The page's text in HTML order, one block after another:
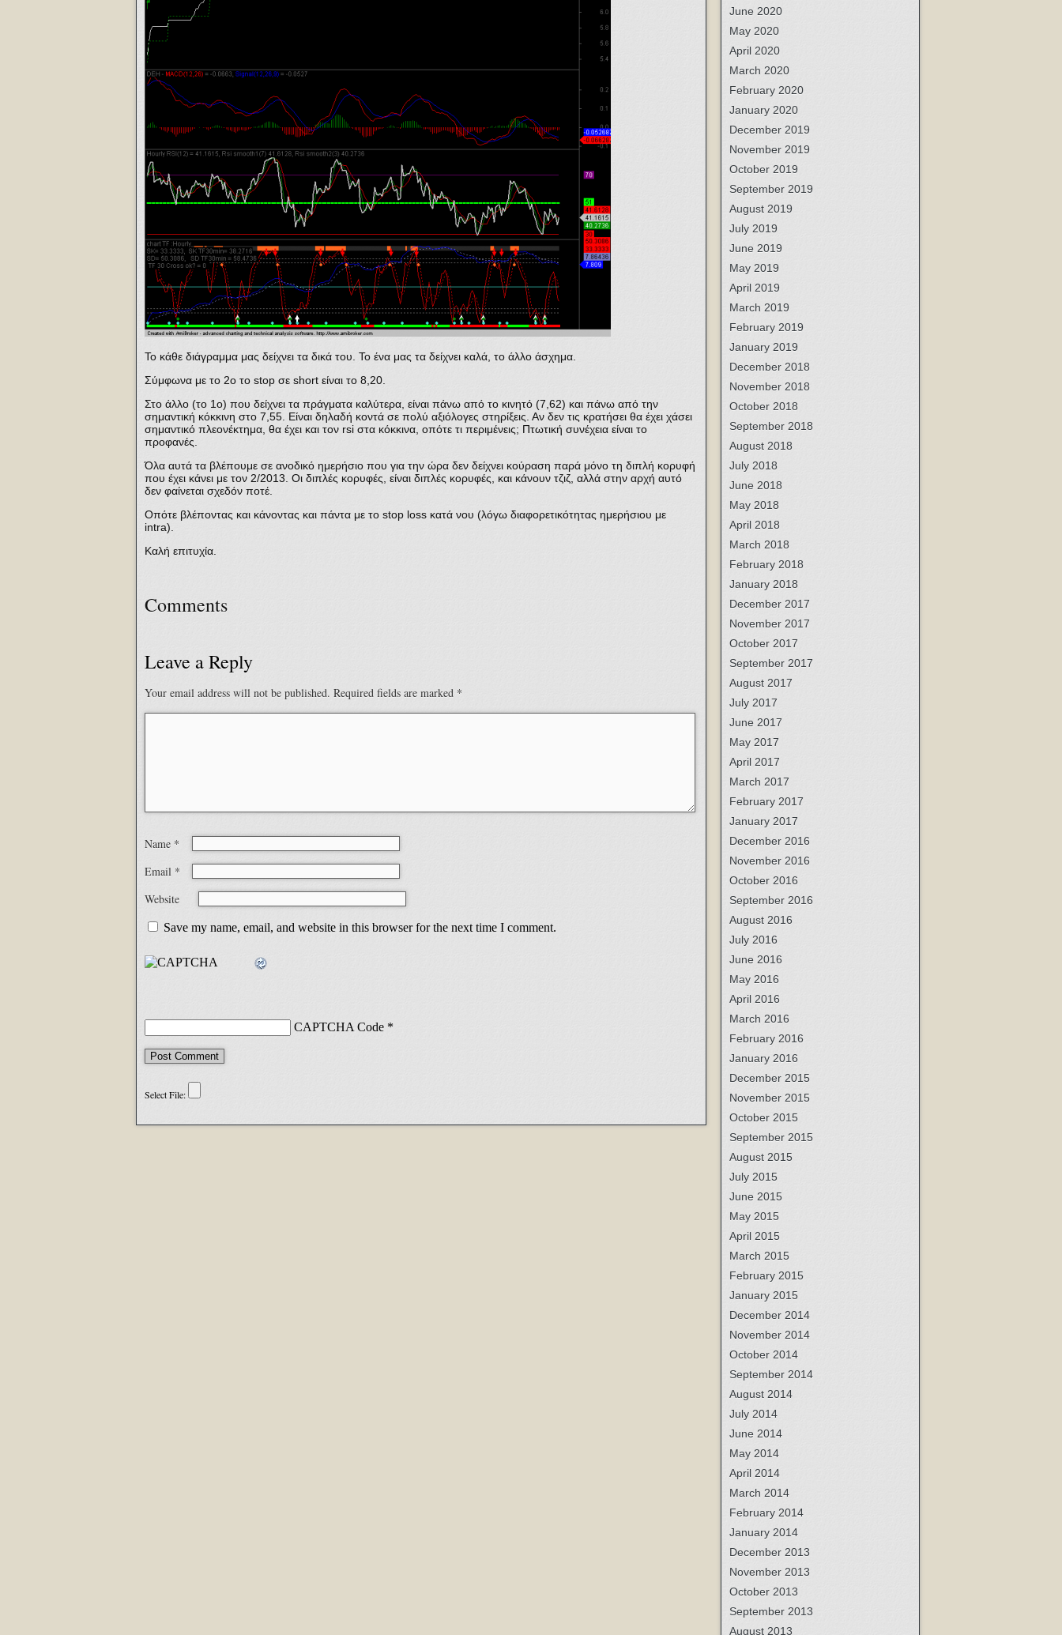
Το κάθε διάγραμμα μας δείχνει τα δικά του. Το ένα μας τα δείχνει καλά, το άλλο άσχημα.
Σύμφωνα με το 2ο το stop σε short είναι το 8,20.
Στο άλλο (το 1ο) που δείχνει τα πράγματα καλύτερα, είναι πάνω από το κινητό (7,62) και πάνω από την
σημαντική κόκκινη στο 7,55. Είναι δηλαδή κοντά σε πολύ αξιόλογες στηρίξεις. Αν δεν τις κρατήσει θα έχει χάσει
σημαντικό πλεονέκτημα, θα έχει και τον rsi στα κόκκινα, οπότε τι περιμένεις; Πτωτική συνέχεια είναι το
προφανές.
Όλα αυτά τα βλέπουμε σε ανοδικό ημερήσιο που για την ώρα δεν δείχνει κούραση παρά μόνο τη διπλή κορυφή
που έχει κάνει με τον 2/2013. Οι διπλές κορυφές, είναι διπλές κορυφές, και κάνουν τζιζ, αλλά στην αρχή αυτό
δεν φαίνεται σχεδόν ποτέ.
Οπότε βλέποντας και κάνοντας και πάντα με το stop loss κατά νου (λόγω διαφορετικότητας ημερήσιου με
intra).
Καλή επιτυχία.
Comments
Leave a Reply
Your email address will not be published. Required fields are marked *
Name *
Email *
Website
Save my name, email, and website in this browser for the next time I comment.
CAPTCHA Code *
June 2020
May 2020
April 2020
March 2020
February 2020
January 2020
December 2019
November 2019
October 2019
September 2019
August 2019
July 2019
June 2019
May 2019
April 2019
March 2019
February 2019
January 2019
December 2018
November 2018
October 2018
September 2018
August 2018
July 2018
June 2018
May 2018
April 2018
March 2018
February 2018
January 2018
December 2017
November 2017
October 2017
September 2017
August 2017
July 2017
June 2017
May 2017
April 2017
March 2017
February 2017
January 2017
December 2016
November 2016
October 2016
September 2016
August 2016
July 2016
June 2016
May 2016
April 2016
March 2016
February 2016
January 2016
December 2015
November 2015
October 2015
September 2015
August 2015
July 2015
June 2015
May 2015
April 2015
March 2015
February 2015
January 2015
December 2014
November 2014
October 2014
September 2014
August 2014
July 2014
June 2014
May 2014
April 2014
March 2014
February 2014
January 2014
December 2013
November 2013
October 2013
September 2013
August 2013